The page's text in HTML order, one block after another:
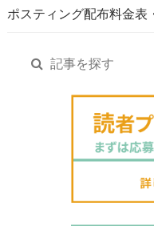
ポスティング配布料金表
記事を探す